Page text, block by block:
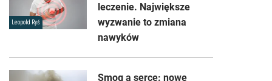
Leopold Ryś
leczenie. Największe
wyzwanie to zmiana
nawyków
Smog a serce: nowe